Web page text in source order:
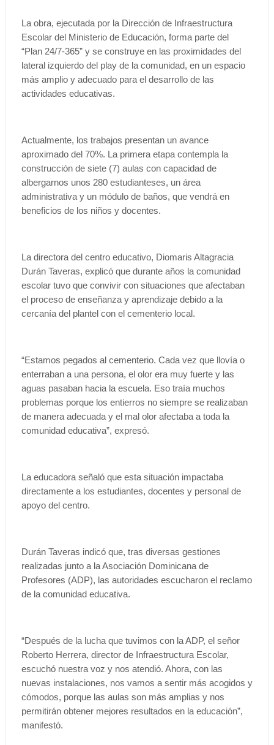
La obra, ejecutada por la Dirección de Infraestructura
Escolar del Ministerio de Educación, forma parte del
“Plan 24/7-365” y se construye en las proximidades del
lateral izquierdo del play de la comunidad, en un espacio
más amplio y adecuado para el desarrollo de las
actividades educativas.
Actualmente, los trabajos presentan un avance
aproximado del 70%. La primera etapa contempla la
construcción de siete (7) aulas con capacidad de
albergarnos unos 280 estudianteses, un área
administrativa y un módulo de baños, que vendrá en
beneficios de los niños y docentes.
La directora del centro educativo, Diomaris Altagracia
Durán Taveras, explicó que durante años la comunidad
escolar tuvo que convivir con situaciones que afectaban
el proceso de enseñanza y aprendizaje debido a la
cercanía del plantel con el cementerio local.
“Estamos pegados al cementerio. Cada vez que llovía o
enterraban a una persona, el olor era muy fuerte y las
aguas pasaban hacia la escuela. Eso traía muchos
problemas porque los entierros no siempre se realizaban
de manera adecuada y el mal olor afectaba a toda la
comunidad educativa”, expresó.
La educadora señaló que esta situación impactaba
directamente a los estudiantes, docentes y personal de
apoyo del centro.
Durán Taveras indicó que, tras diversas gestiones
realizadas junto a la Asociación Dominicana de
Profesores (ADP), las autoridades escucharon el reclamo
de la comunidad educativa.
“Después de la lucha que tuvimos con la ADP, el señor
Roberto Herrera, director de Infraestructura Escolar,
escuchó nuestra voz y nos atendió. Ahora, con las
nuevas instalaciones, nos vamos a sentir más acogidos y
cómodos, porque las aulas son más amplias y nos
permitirán obtener mejores resultados en la educación”,
manifestó.